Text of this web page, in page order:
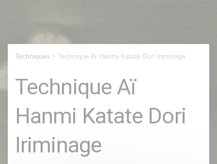
Techniques > Technique Aï Hanmi Katate Dori Iriminage
Technique Aï
Hanmi Katate Dori
Iriminage